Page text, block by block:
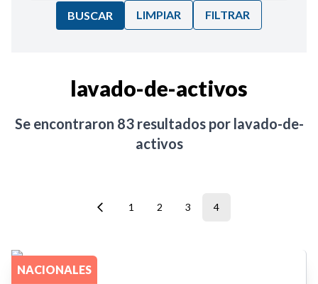
BUSCAR LIMPIAR FILTRAR
lavado-de-activos
Se encontraron 83resultados por lavado-de-
activos
1 2 3 4
NACIONALES